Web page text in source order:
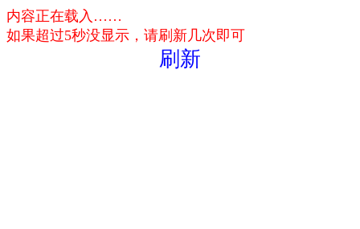
内容正在载入……
如果超过5秒没显示，请刷新几次即可
刷新